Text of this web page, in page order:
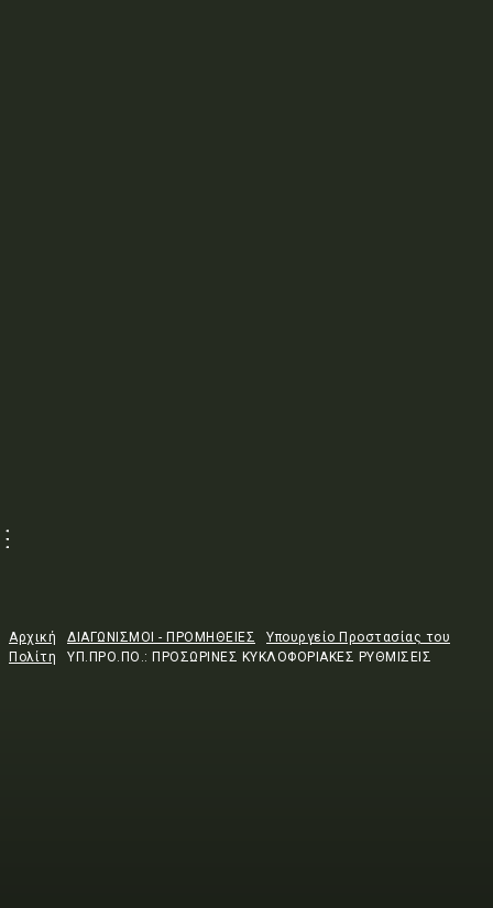
Αρχική ΔΙΑΓΩΝΙΣΜΟΙ - ΠΡΟΜΗΘΕΙΕΣ
Υπουργείο Προστασίας του
Πολίτη
ΥΠ.ΠΡΟ.ΠΟ.: ΠΡΟΣΩΡΙΝΕΣ ΚΥΚΛΟΦΟΡΙΑΚΕΣ ΡΥΘΜΙΣΕΙΣ